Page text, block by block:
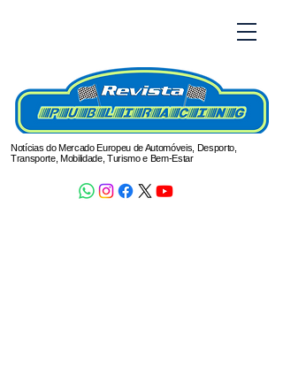
Notícias do Mercado Europeu de Automóveis, Desporto,
Transporte, Mobilidade, Turismo e Bem-Estar